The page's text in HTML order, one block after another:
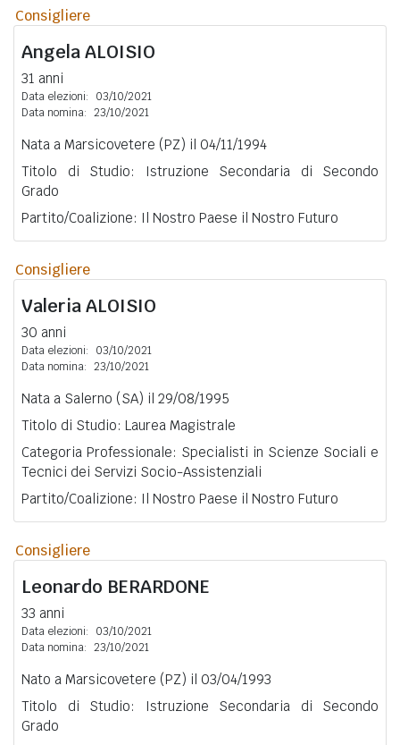
Consigliere
AngelaALOISIO
31 anni
Data elezioni:
03/10/2021
Data nomina: 23/10/2021
Nata a Marsicovetere (PZ) il 04/11/1994
Titolo di Studio: Istruzione Secondaria di Secondo
Grado
Partito/Coalizione: Il Nostro Paese il Nostro Futuro
Consigliere
ValeriaALOISIO
30 anni
Data elezioni:
03/10/2021
Data nomina: 23/10/2021
Nata a Salerno (SA) il 29/08/1995
Titolo di Studio: Laurea Magistrale
Categoria Professionale: Specialisti in Scienze Sociali e
Tecnici dei Servizi Socio-Assistenziali
Partito/Coalizione: Il Nostro Paese il Nostro Futuro
Consigliere
Leonardo BERARDONE
33 anni
Data elezioni:
03/10/2021
Data nomina: 23/10/2021
Nato a Marsicovetere (PZ) il 03/04/1993
Titolo di Studio: Istruzione Secondaria di Secondo
Grado